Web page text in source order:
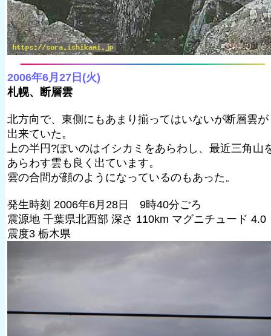
2006年6月27日(火)
札幌、断層雲
北方向で、東側にもあまり揃ってはいないが断層雲が
出来ていた。
上の半円?ぽいのはイシカミをあらわし、最近三角山
あらわす雲も良く出ています。
雲の合間が顔のようになっているのもあった。
発生時刻 2006年6月28日 9時40分ごろ
震源地 千葉県北西部 深さ 110km マグニチュード 4.0
震度3 栃木県